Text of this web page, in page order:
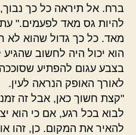
ברח. אל תיראה כל כך
להיות גס מאד לפעמים."
מאד. כל כך גדול שהוא לא
הוא יכול היה לחשוב
בצבע עגום להפתיע
לאורך האופק הנראה לעין.
"קצת חשוך כאן, אבל זה
לבוא בכל רגע, אם כי הוא
להאיר את המקום. כן, זהו